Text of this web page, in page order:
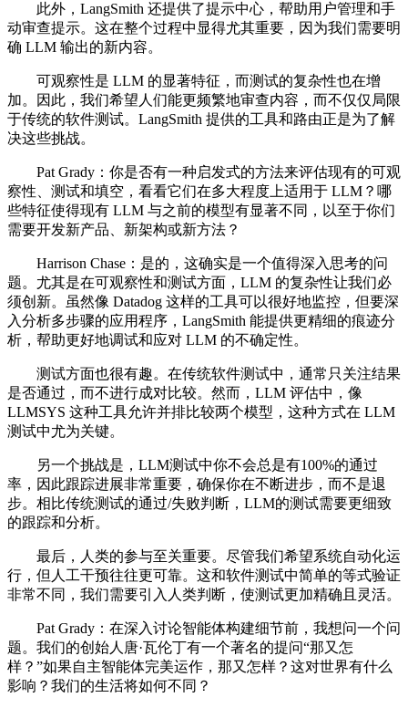
此外，LangSmith 还提供了提示中心，帮助用户管理和手
动审查提示。这在整个过程中显得尤其重要，因为我们需要明
确 LLM 输出的新内容。
可观察性是 LLM 的显著特征，而测试的复杂性也在增
加。因此，我们希望人们能更频繁地审查内容，而不仅仅局限
于传统的软件测试。LangSmith 提供的工具和路由正是为了解
决这些挑战。
Pat Grady：你是否有一种启发式的方法来评估现有的可观
察性、测试和填空，看看它们在多大程度上适用于 LLM？哪
些特征使得现有 LLM 与之前的模型有显著不同，以至于你们
需要开发新产品、新架构或新方法？
Harrison Chase：是的，这确实是一个值得深入思考的问
题。尤其是在可观察性和测试方面，LLM 的复杂性让我们必
须创新。虽然像 Datadog 这样的工具可以很好地监控，但要深
入分析多步骤的应用程序，LangSmith 能提供更精细的痕迹分
析，帮助更好地调试和应对 LLM 的不确定性。
测试方面也很有趣。在传统软件测试中，通常只关注结果
是否通过，而不进行成对比较。然而，LLM 评估中，像
LLMSYS 这种工具允许并排比较两个模型，这种方式在 LLM
测试中尤为关键。
另一个挑战是，LLM测试中你不会总是有100%的通过
率，因此跟踪进展非常重要，确保你在不断进步，而不是退
步。相比传统测试的通过/失败判断，LLM的测试需要更细致
的跟踪和分析。
最后，人类的参与至关重要。尽管我们希望系统自动化运
行，但人工干预往往更可靠。这和软件测试中简单的等式验证
非常不同，我们需要引入人类判断，使测试更加精确且灵活。
Pat Grady：在深入讨论智能体构建细节前，我想问一个问
题。我们的创始人唐·瓦伦丁有一个著名的提问“那又怎
样？”如果自主智能体完美运作，那又怎样？这对世界有什么
影响？我们的生活将如何不同？